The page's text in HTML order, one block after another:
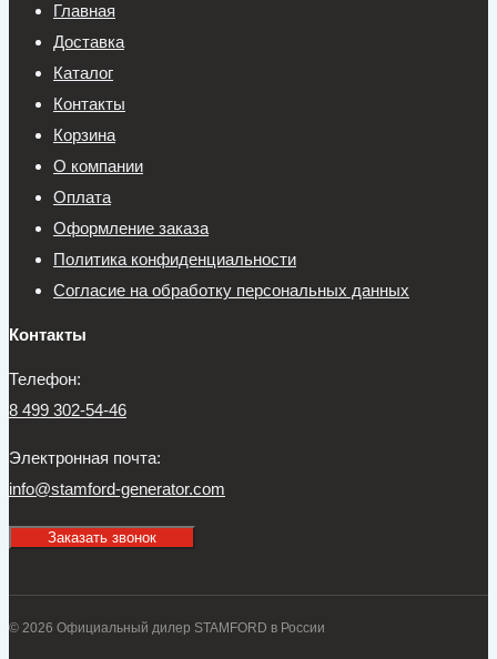
Главная
Доставка
Каталог
Контакты
Корзина
О компании
Оплата
Оформление заказа
Политика конфиденциальности
Согласие на обработку персональных данных
Контакты
Телефон:
8 499 302-54-46
Электронная почта:
info@stamford-generator.com
Заказать звонок
© 2026 Официальный дилер STAMFORD в России